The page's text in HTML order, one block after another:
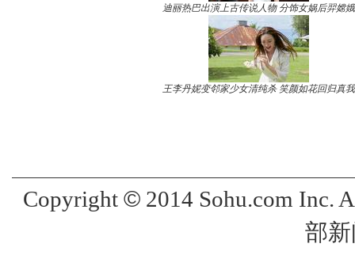
迪丽热巴出演上古传说人物 分饰女娲后羿嫦娥
王李丹妮变邻家少女清纯杀 笑颜如花回归真我
Copyright ©2014 Sohu.com Inc.
部